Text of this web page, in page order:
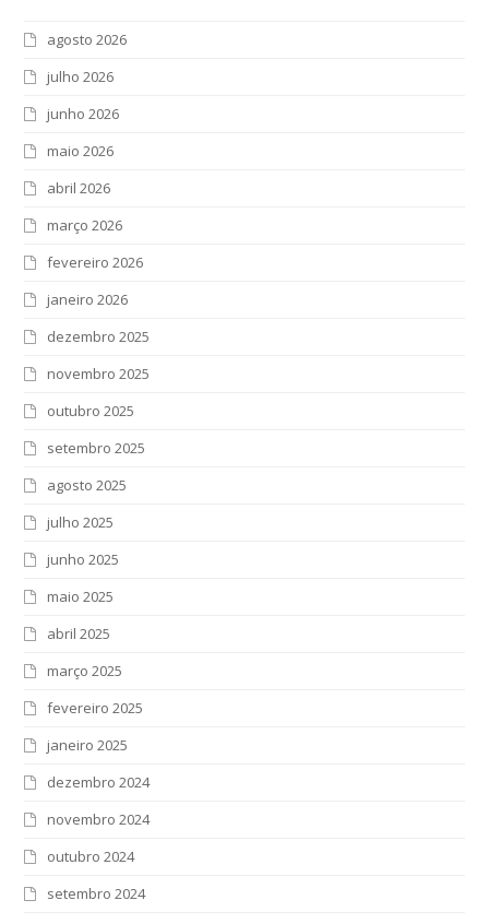
agosto 2026
julho 2026
junho 2026
maio 2026
abril 2026
março 2026
fevereiro 2026
janeiro 2026
dezembro 2025
novembro 2025
outubro 2025
setembro 2025
agosto 2025
julho 2025
junho 2025
maio 2025
abril 2025
março 2025
fevereiro 2025
janeiro 2025
dezembro 2024
novembro 2024
outubro 2024
setembro 2024